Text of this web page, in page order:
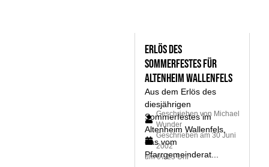
Erlös des
Sommerfestes für
Altenheim Wallenfels
Aus dem Erlös des
diesjährigen
Sommerfestes im
Altenheim Wallenfels,
das vom
Pfarrgemeinderat...
Geschrieben von Michael
Wunder
Geschrieben am 30 Juni
2002
um 07:25 Uhr